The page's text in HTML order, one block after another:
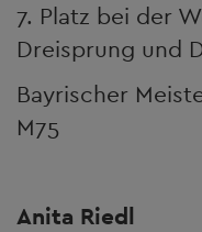
7. Platz bei der
Dreisprung und
Bayrischer
M75
Anita Riedl